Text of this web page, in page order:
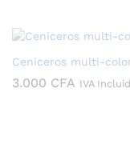
Ceniceros multi-
3.000 CFA IVA